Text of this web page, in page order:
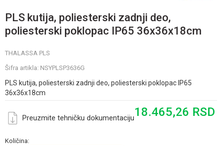
PLS kutija, poliesterski zadnji deo,
poliesterski poklopac IP65 36x36x18cm
THALASSA PLS
Šifra artikla: NSYPLSP3636G
PLS kutija, poliesterski zadnji deo, poliesterski poklopac IP65
36x36x18cm
Preuzmite tehničku dokumentaciju18.465,26 RSD
Količina: